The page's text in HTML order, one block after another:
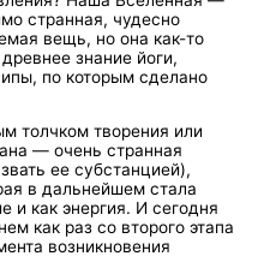
странная, чудесно
вещь, но она как-то
знание йоги,
по которым сделано
толчком творения или
— очень странная
ее субстанцией),
в дальнейшем стала
и как энергия. И сегодня
как раз со второго этапа
возникновения